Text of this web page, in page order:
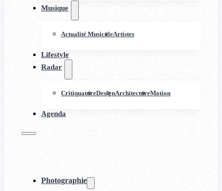
Musique
Actualité MusicaleArtistes
Lifestyle
Radar
CritiquatureDesignArchitectureMotion
Agenda
Photographie